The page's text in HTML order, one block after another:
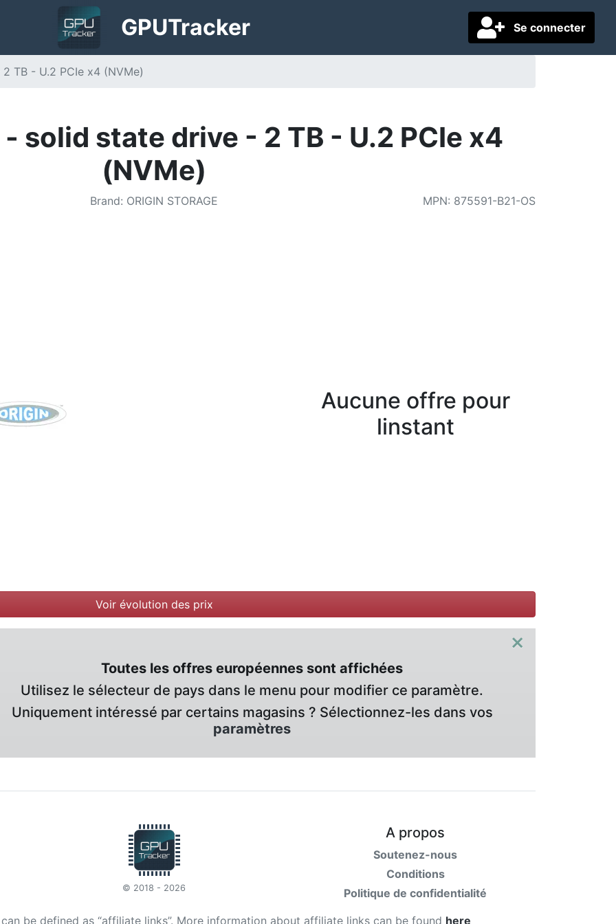
Se connecter
GPUTracker
TB - U.2 PCIe x4 (NVMe)
solid state drive - 2 TB - U.2 PCIe x4
(NVMe)
Brand: ORIGIN STORAGE MPN: 875591-B21-OS
Aucune offre pour
linstant
Voir évolution des prix
×
Toutes les offres européennes sont affichées
Utilisez le sélecteur de pays dans le menu pour modifier ce paramètre.
Uniquement intéressé par certains magasins ? Sélectionnez-les dans vos
paramètres
© 2018 - 2026
A propos
Soutenez-nous
Conditions
Politique de confidentialité
be defined as “affiliate links”. More information about affiliate links can be found here